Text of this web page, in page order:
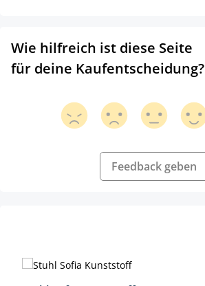
Wie hilfreich ist diese Seite
für deine Kaufentscheidung?
Feedback geben